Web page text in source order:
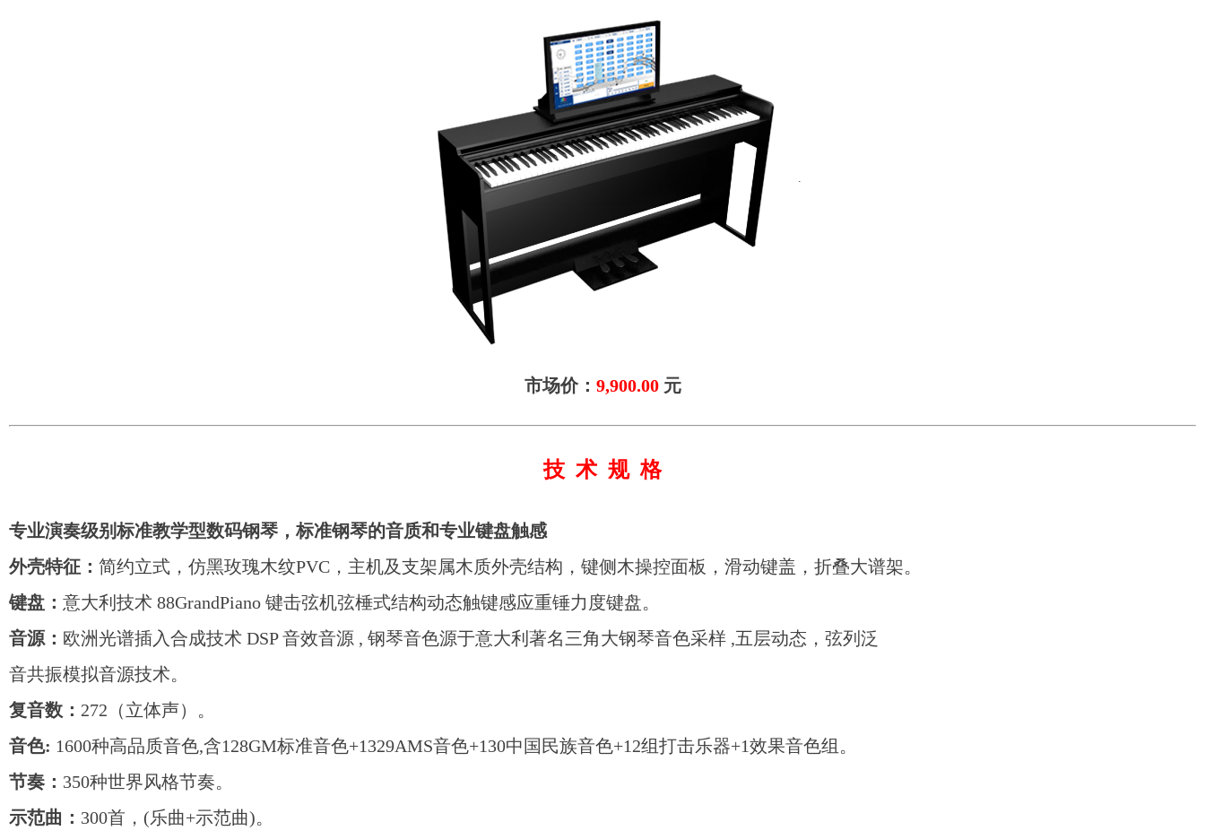
市场价： 9,900.00 元
技 术 规 格
专业演奏级别标准教学型数码钢琴，标准钢琴的音质和专业键盘触感
外壳特征： 简约立式，仿黑玫瑰木纹PVC，主机及支架属木质外壳结构，键侧木操控面板，滑动键盖，折叠大谱架。
键盘： 意大利技术 88GrandPiano 键击弦机弦棰式结构动态触键感应重锤力度键盘。
音源： 欧洲光谱插入合成技术 DSP 音效音源 , 钢琴音色源于意大利著名三角大钢琴音色采样 ,五层动态，弦列泛
音共振模拟音源技术。
复音数： 272（立体声）。
音色: 1600种高品质音色,含128GM标准音色+1329AMS音色+130中国民族音色+12组打击乐器+1效果音色组。
节奏： 350种世界风格节奏。
示范曲： 300首，(乐曲+示范曲)。